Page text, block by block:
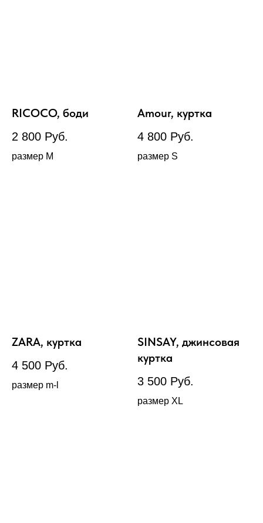
RICOCO, боди
2 800 Руб.
размер М
Amour, куртка
4 800 Руб.
размер S
ZARA, куртка
4 500 Руб.
размер m-l
SINSAY, джинсовая
куртка
3 500 Руб.
размер XL